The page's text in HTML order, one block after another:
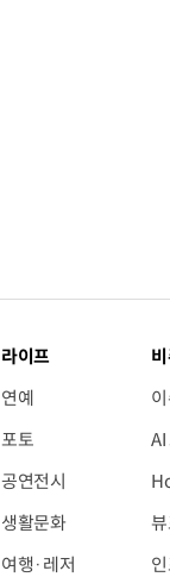
라이프
연예
포토
공연전시
생활문화
여행·레저